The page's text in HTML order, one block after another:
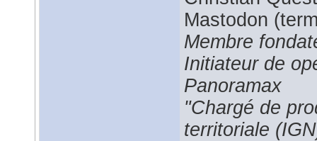
Mastodon
Membre
Initiateur de
Panoramax
"Chargé de
territoriale